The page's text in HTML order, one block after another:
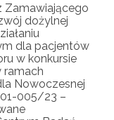
Zamawiającego
dożylnej
dla pacjentów
w konkursie
ramach
Nowoczesnej
005/23 –